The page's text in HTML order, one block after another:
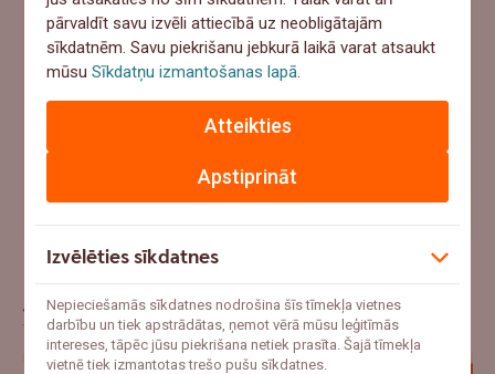
Cerētu, ka tā nenotiks
Atbildēt
"Ar mani jau tā nenotiks" – uzzini pieredzes stāstus par
apdrošināšanas gadījumiem
Jaunākie raksti
pārvaldīt savu izvēli attiecībā uz neobligātajām
sīkdatnēm. Savu piekrišanu jebkurā laikā varat atsaukt
mūsuSīkdatņu izmantošanas lapā.
Apstiprināt
Atteikties
Izvēlēties sīkdatnes
Nepieciešamās sīkdatnes nodrošina šīs tīmekļa vietnes
darbību un tiek apstrādātas, ņemot vērā mūsu leģitīmās
intereses, tāpēc jūsu piekrišana netiek prasīta. Šajā tīmekļa
vietnē tiek izmantotas trešo pušu sīkdatnes.